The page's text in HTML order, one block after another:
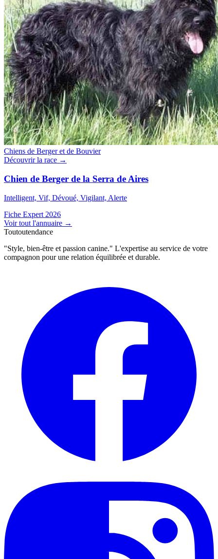
Chiens de Berger et de Bouvier
Découvrir la race →
Chien de Berger de la Serra de Aires
Intelligent, Vif, Dévoué, Vigilant, Alerte
Fiche Expert 2026
Voir tout l'annuaire →
Toutoutendance
"Style, bien-être et passion canine." L'expertise au service de votre
compagnon pour une relation équilibrée et durable.